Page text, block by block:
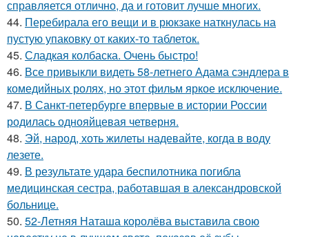
справляется отлично, да и готовит лучше многих.
44. Перебирала его вещи и в рюкзаке наткнулась на
пустую упаковку от каких-то таблеток.
45. Сладкая колбаска. Очень быстро!
46. Все привыкли видеть 58-летнего Адама сэндлера в
комедийных ролях, но этот фильм яркое исключение.
47. В Санкт-петербурге впервые в истории России
родилась однояйцевая четверня.
48. Эй, народ, хоть жилеты надевайте, когда в воду
лезете.
49. В результате удара беспилотника погибла
медицинская сестра, работавшая в александровской
больнице.
50. 52-Летняя Наташа королёва выставила свою